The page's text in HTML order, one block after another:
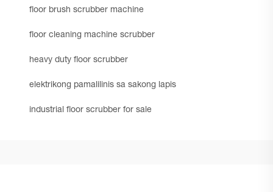
floor brush scrubber machine
floor cleaning machine scrubber
heavy duty floor scrubber
elektrikong pamalilinis sa sakong lapis
industrial floor scrubber for sale